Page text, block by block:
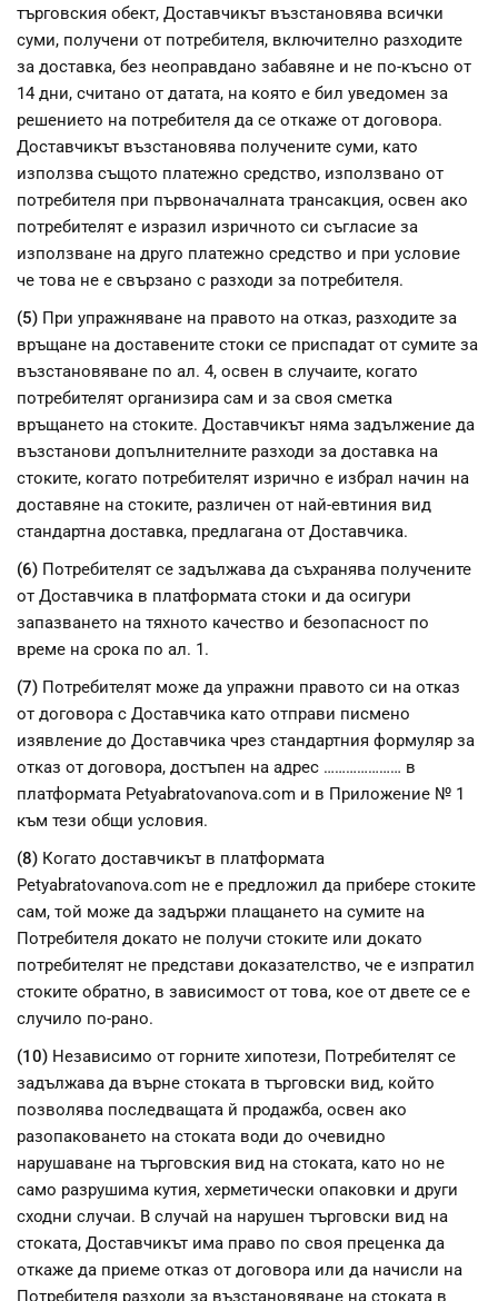
търговския обект, Доставчикът възстановява всички
суми, получени от потребителя, включително разходите
за доставка, без неоправдано забавяне и не по-късно от
14 дни, считано от датата, на която е бил уведомен за
решението на потребителя да се откаже от договора.
Доставчикът възстановява получените суми, като
използва същото платежно средство, използвано от
потребителя при първоначалната трансакция, освен ако
потребителят е изразил изричното си съгласие за
използване на друго платежно средство и при условие
че това не е свързано с разходи за потребителя.
(5) При упражняване на правото на отказ, разходите за
връщане на доставените стоки се приспадат от сумите за
възстановяване по ал. 4, освен в случаите, когато
потребителят организира сам и за своя сметка
връщането на стоките. Доставчикът няма задължение да
възстанови допълнителните разходи за доставка на
стоките, когато потребителят изрично е избрал начин на
доставяне на стоките, различен от най-евтиния вид
стандартна доставка, предлагана от Доставчика.
(6) Потребителят се задължава да съхранява получените
от Доставчика в платформата стоки и да осигури
запазването на тяхното качество и безопасност по
време на срока по ал. 1.
(7) Потребителят може да упражни правото си на отказ
от договора с Доставчика като отправи писмено
изявление до Доставчика чрез стандартния формуляр за
отказ от договора, достъпен на адрес ………………… в
платформата Petyabratovanova.com и в Приложение № 1
към тези общи условия.
(8) Когато доставчикът в платформата
Petyabratovanova.com не е предложил да прибере стоките
сам, той може да задържи плащането на сумите на
Потребителя докато не получи стоките или докато
потребителят не представи доказателство, че е изпратил
стоките обратно, в зависимост от това, кое от двете се е
случило по-рано.
(10) Независимо от горните хипотези, Потребителят се
задължава да върне стоката в търговски вид, който
позволява последващата й продажба, освен ако
разопаковането на стоката води до очевидно
нарушаване на търговския вид на стоката, като но не
само разрушима кутия, херметически опаковки и други
сходни случаи. В случай на нарушен търговски вид на
стоката, Доставчикът има право по своя преценка да
откаже да приеме отказ от договора или да начисли на
Потребителя разходи за възстановяване на стоката в